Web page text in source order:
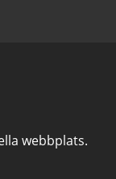
webbplats.